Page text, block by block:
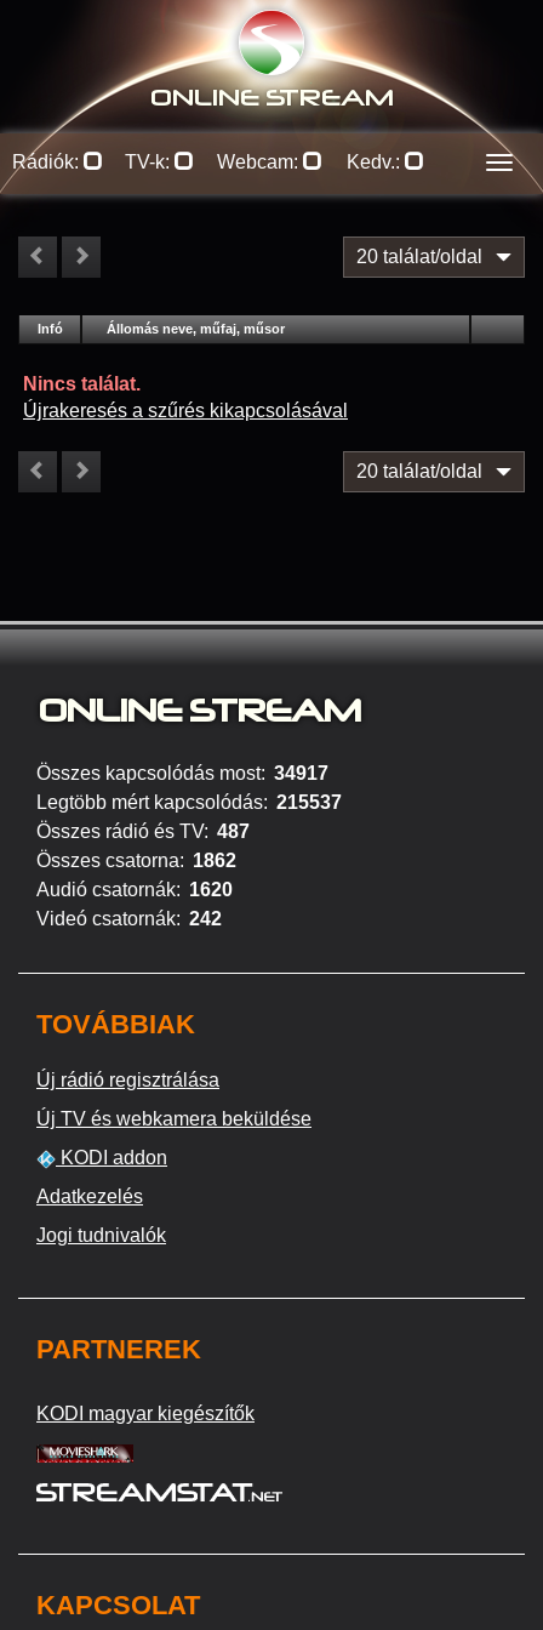
ONLINE STREAM
Rádiók: TV-k: Webcam: Kedv.:
20 találat/oldal
Infó Lejátszás
Állomás neve, műfaj, műsor
Nincs találat.
Újrakeresés a szűrés kikapcsolásával
20 találat/oldal
ONLINE STREAM
Összes kapcsolódás most: 34917
Legtöbb mért kapcsolódás: 215537
Összes rádió és TV: 487
Összes csatorna: 1862
Audió csatornák: 1620
Videó csatornák: 242
TOVÁBBIAK
Új rádió regisztrálása
Új TV és webkamera beküldése
KODI addon
Adatkezelés
Jogi tudnivalók
PARTNEREK
KODI magyar kiegészítők
KAPCSOLAT